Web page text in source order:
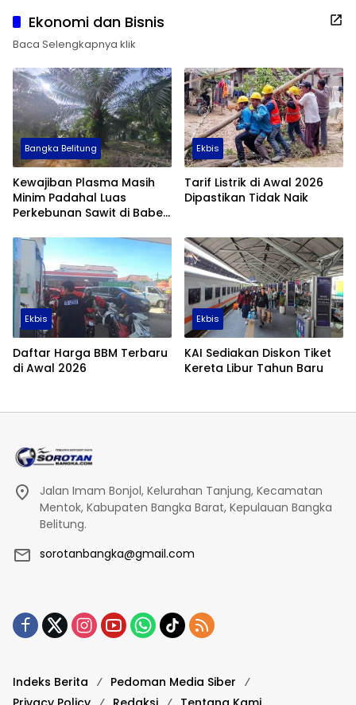
Ekonomi dan Bisnis
Baca Selengkapnya klik
Bangka Belitung
Kewajiban Plasma Masih
Minim Padahal Luas
Perkebunan Sawit di Babel
Ekbis
Tarif Listrik di Awal 2026
Dipastikan Tidak Naik
Ekbis
Daftar Harga BBM Terbaru
di Awal 2026
Ekbis
KAI Sediakan Diskon Tiket
Kereta Libur Tahun Baru
Jalan Imam Bonjol, Kelurahan Tanjung, Kecamatan
Mentok, Kabupaten Bangka Barat, Kepulauan Bangka
Belitung.
sorotanbangka@gmail.com
Indeks Berita
Pedoman Media Siber